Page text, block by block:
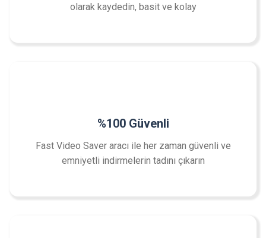
olarak kaydedin, basit ve kolay
%100 Güvenli
Fast Video Saver aracı ile her zaman güvenli ve
emniyetli indirmelerin tadını çıkarın